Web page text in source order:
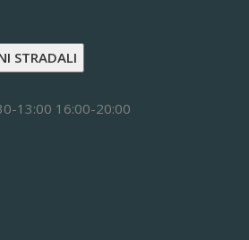
STRADALI
13:00 16:00-20:00